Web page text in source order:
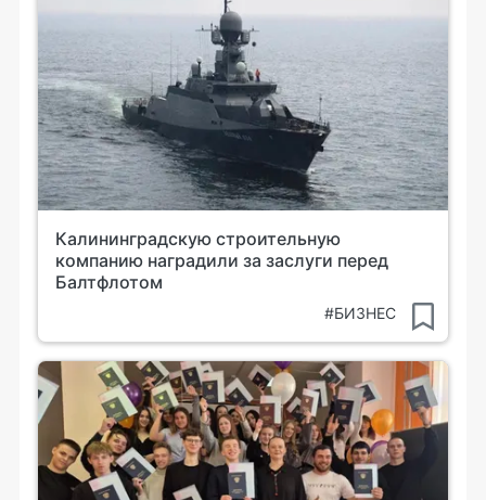
Калининградскую строительную
компанию наградили за заслуги перед
Балтфлотом
#БИЗНЕС